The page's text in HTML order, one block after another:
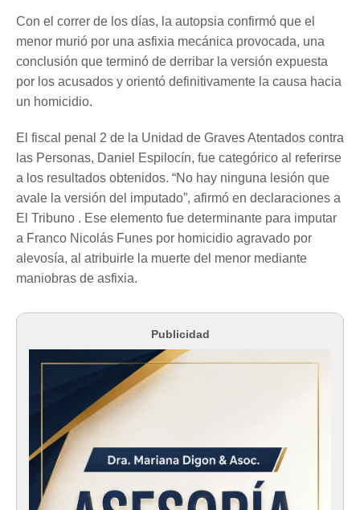
Con el correr de los días, la autopsia confirmó que el
menor murió por una asfixia mecánica provocada, una
conclusión que terminó de derribar la versión expuesta
por los acusados y orientó definitivamente la causa hacia
un homicidio.
El fiscal penal 2 de la Unidad de Graves Atentados contra
las Personas, Daniel Espilocín, fue categórico al referirse
a los resultados obtenidos. “No hay ninguna lesión que
avale la versión del imputado”, afirmó en declaraciones a
El Tribuno . Ese elemento fue determinante para imputar
a Franco Nicolás Funes por homicidio agravado por
alevosía, al atribuirle la muerte del menor mediante
maniobras de asfixia.
Publicidad